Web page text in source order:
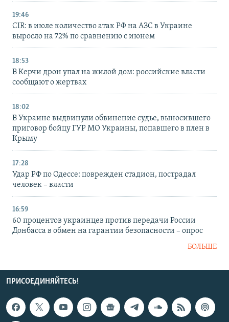
19:46
CIR: в июле количество атак РФ на АЗС в Украине
выросло на 72% по сравнению с июнем
18:53
В Керчи дрон упал на жилой дом: российские власти
сообщают о жертвах
18:02
В Украине выдвинули обвинение судье, выносившего
приговор бойцу ГУР МО Украины, попавшего в плен в
Крыму
17:28
Удар РФ по Одессе: поврежден стадион, пострадал
человек – власти
16:59
60 процентов украинцев против передачи России
Донбасса в обмен на гарантии безопасности – опрос
БОЛЬШЕ
ПРИСОЕДИНЯЙТЕСЬ!